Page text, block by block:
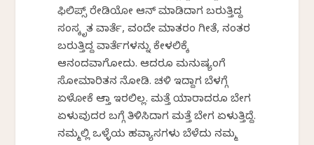
ಫಿಲಿಪ್ಸ್ ರೇಡಿಯೋ ಆನ್ ಮಾಡಿದಾಗ ಬರುತ್ತಿದ್ದ
ಸಂಸ್ಕೃತ ವಾರ್ತೆ, ವಂದೇ ಮಾತರಂ ಗೀತೆ, ನಂತರ
ಬರುತ್ತಿದ್ದ ವಾರ್ತೆಗಳನ್ನು ಕೇಳಲಿಕ್ಕೆ
ಆನಂದವಾಗೋದು. ಆದರೂ ಮನುಷ್ಯಂಗೆ
ಸೋಮಾರಿತನ ನೋಡಿ. ಚಳಿ ಇದ್ದಾಗ ಬೆಳಗ್ಗೆ
ಏಳೋಕೆ ಆಗ್ತಾ ಇರಲಿಲ್ಲ. ಮತ್ತೆ ಯಾರಾದರೂ ಬೇಗ
ಏಳುವುದರ ಬಗ್ಗೆ ತಿಳಿಸಿದಾಗ ಮತ್ತೆ ಬೇಗ ಏಳುತ್ತಿದ್ದೆ.
ನಮ್ಮಲ್ಲಿ ಒಳ್ಳೆಯ ಹವ್ಯಾಸಗಳು ಬೆಳೆದು ನಮ್ಮ